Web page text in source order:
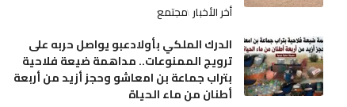
أخر الأخبار مجتمع
الدرك الملكي بأولادعبو يواصل حربه على
ترويج الممنوعات.. مداهمة ضيعة فلاحية
بتراب جماعة بن امعاشو وحجز أزيد من أربعة
أطنان من ماء الحياة